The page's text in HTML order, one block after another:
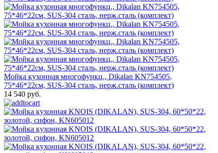
Мойка кухонная многофункц., Dikalan KN754505,
75*46*22см, SUS-304 сталь, нерж.сталь (комплект)
14 540 руб.